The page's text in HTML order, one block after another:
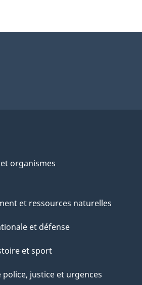
organismes
et ressources naturelles
et défense
et sport
police, justice et urgences